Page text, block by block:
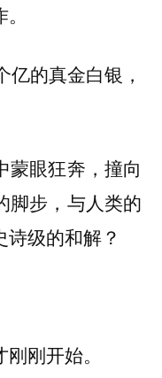
的真金白银，
蒙眼狂奔，撞向
脚步，与人类的
级的和解？
刚开始。